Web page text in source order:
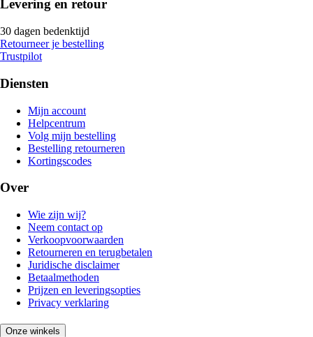
Levering en retour
30 dagen bedenktijd
Retourneer je bestelling
Trustpilot
Diensten
Mijn account
Helpcentrum
Volg mijn bestelling
Bestelling retourneren
Kortingscodes
Over
Wie zijn wij?
Neem contact op
Verkoopvoorwaarden
Retourneren en terugbetalen
Juridische disclaimer
Betaalmethoden
Prijzen en leveringsopties
Privacy verklaring
Onze winkels